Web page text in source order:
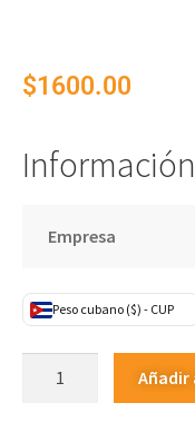
$1600.00
Empresa
Peso cubano ($) - CUP